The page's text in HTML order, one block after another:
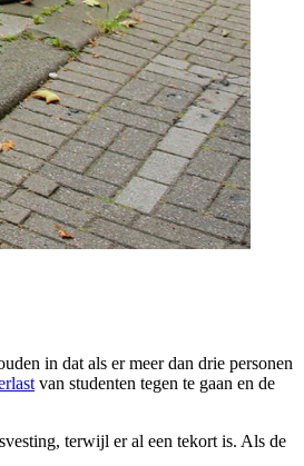
in dat als er meer dan drie personen
van studenten tegen te gaan en de
terwijl er al een tekort is. Als de